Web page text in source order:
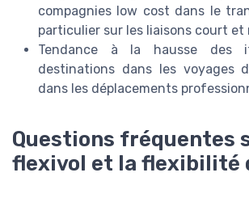
compagnies low cost dans le
particulier sur les liaisons court et
Tendance à la hausse des
destinations dans les voyages
dans les déplacements
Questions fréquentes
flexivol et la flexibilité